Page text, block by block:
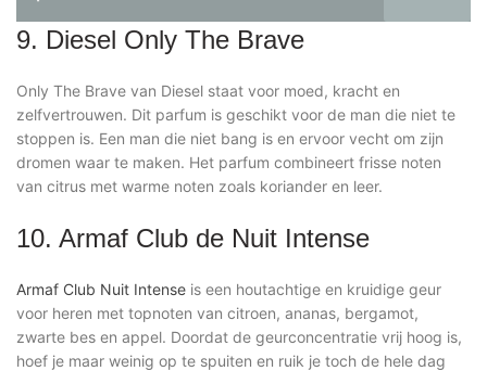
9. Diesel Only The Brave
Only The Brave van Diesel staat voor moed, kracht en
zelfvertrouwen. Dit parfum is geschikt voor de man die niet te
stoppen is. Een man die niet bang is en ervoor vecht om zijn
dromen waar te maken. Het parfum combineert frisse noten
van citrus met warme noten zoals koriander en leer.
10. Armaf Club de Nuit Intense
Armaf Club Nuit Intense is een houtachtige en kruidige geur
voor heren met topnoten van citroen, ananas, bergamot,
zwarte bes en appel. Doordat de geurconcentratie vrij hoog is,
hoef je maar weinig op te spuiten en ruik je toch de hele dag